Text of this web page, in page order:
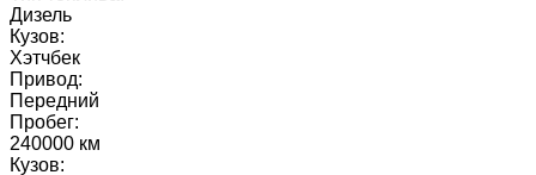
Дизель
Кузов:
Хэтчбек
Привод:
Передний
Пробег:
240000 км
Кузов: